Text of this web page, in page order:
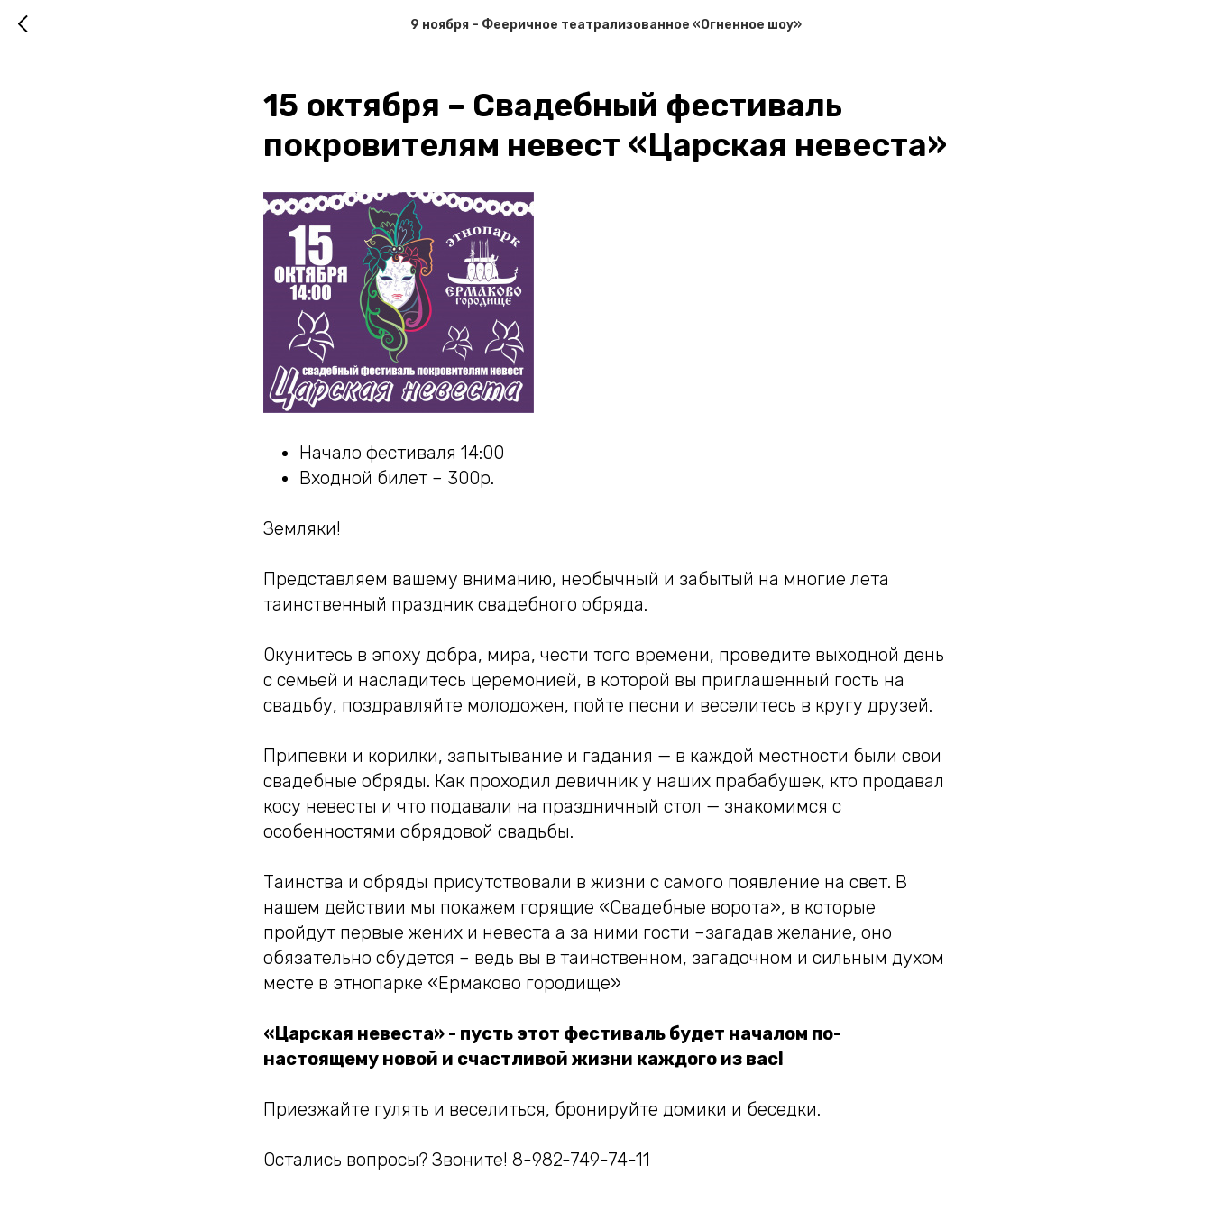
9 ноября – Фееричное театрализованное «Огненное шоу»
15 октября – Свадебный фестиваль
покровителям невест «Царская невеста»
Начало фестиваля 14:00
Входной билет – 300р.
Земляки!
Представляем вашему вниманию, необычный и забытый на многие лета
таинственный праздник свадебного обряда.
Окунитесь в эпоху добра, мира, чести того времени, проведите выходной день
с семьей и насладитесь церемонией, в которой вы приглашенный гость на
свадьбу, поздравляйте молодожен, пойте песни и веселитесь в кругу друзей.
Припевки и корилки, запытывание и гадания — в каждой местности были свои
свадебные обряды. Как проходил девичник у наших прабабушек, кто продавал
косу невесты и что подавали на праздничный стол — знакомимся с
особенностями обрядовой свадьбы.
Таинства и обряды присутствовали в жизни с самого появление на свет. В
нашем действии мы покажем горящие «Свадебные ворота», в которые
пройдут первые жених и невеста а за ними гости –загадав желание, оно
обязательно сбудется – ведь вы в таинственном, загадочном и сильным духом
месте в этнопарке «Ермаково городище»
«Царская невеста» - пусть этот фестиваль будет началом по-
настоящему новой и счастливой жизни каждого из вас!
Приезжайте гулять и веселиться, бронируйте домики и беседки.
Остались вопросы? Звоните! 8-982-749-74-11